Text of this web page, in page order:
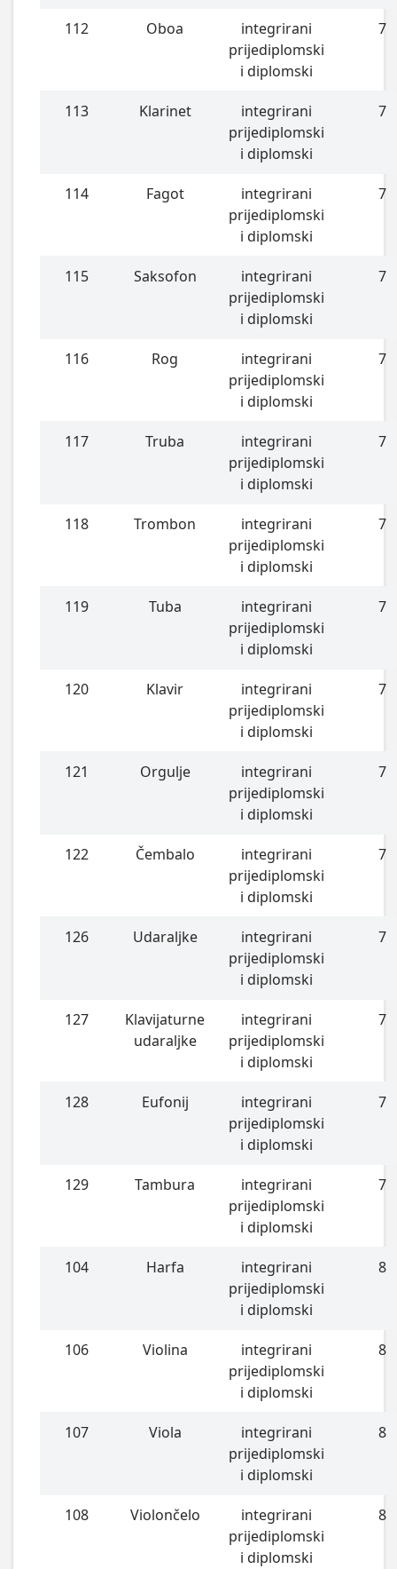
112 Oboa
integrirani
prijediplomski
i diplomski
7
113 Klarinet
integrirani
prijediplomski
i diplomski
7
114 Fagot
integrirani
prijediplomski
i diplomski
7
115 Saksofon
integrirani
prijediplomski
i diplomski
7
116 Rog
integrirani
prijediplomski
i diplomski
7
117 Truba
integrirani
prijediplomski
i diplomski
7
118 Trombon
integrirani
prijediplomski
i diplomski
7
119 Tuba
integrirani
prijediplomski
i diplomski
7
120 Klavir
integrirani
prijediplomski
i diplomski
7
121 Orgulje
integrirani
prijediplomski
i diplomski
7
122 Čembalo
integrirani
prijediplomski
i diplomski
7
126 Udaraljke
integrirani
prijediplomski
i diplomski
7
127
Klavijaturne
udaraljke
integrirani
prijediplomski
i diplomski
7
128 Eufonij
integrirani
prijediplomski
i diplomski
7
129 Tambura
integrirani
prijediplomski
i diplomski
7
104 Harfa
integrirani
prijediplomski
i diplomski
8
106 Violina
integrirani
prijediplomski
i diplomski
8
107 Viola
integrirani
prijediplomski
i diplomski
8
108 Violončelo
integrirani
prijediplomski
i diplomski
8